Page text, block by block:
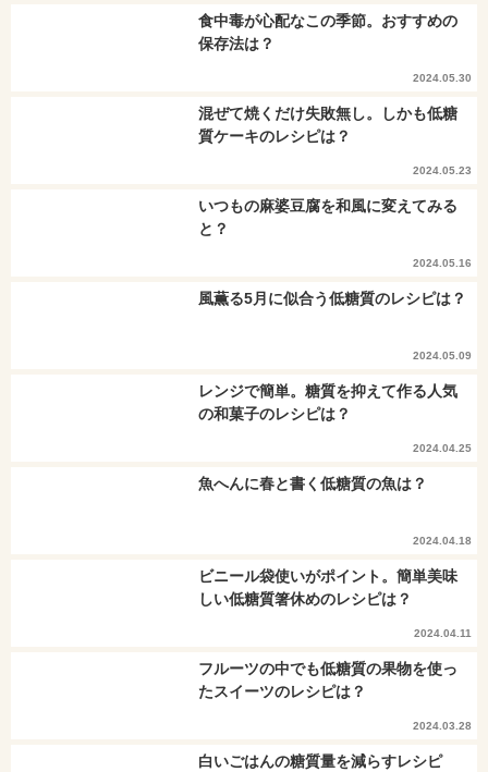
食中毒が心配なこの季節。おすすめの
保存法は？
2024.05.30
混ぜて焼くだけ失敗無し。しかも低糖
質ケーキのレシピは？
2024.05.23
いつもの麻婆豆腐を和風に変えてみる
と？
2024.05.16
風薫る5月に似合う低糖質のレシピは？
2024.05.09
レンジで簡単。糖質を抑えて作る人気
の和菓子のレシピは？
2024.04.25
魚へんに春と書く低糖質の魚は？
2024.04.18
ビニール袋使いがポイント。簡単美味
しい低糖質箸休めのレシピは？
2024.04.11
フルーツの中でも低糖質の果物を使っ
たスイーツのレシピは？
2024.03.28
白いごはんの糖質量を減らすレシピ